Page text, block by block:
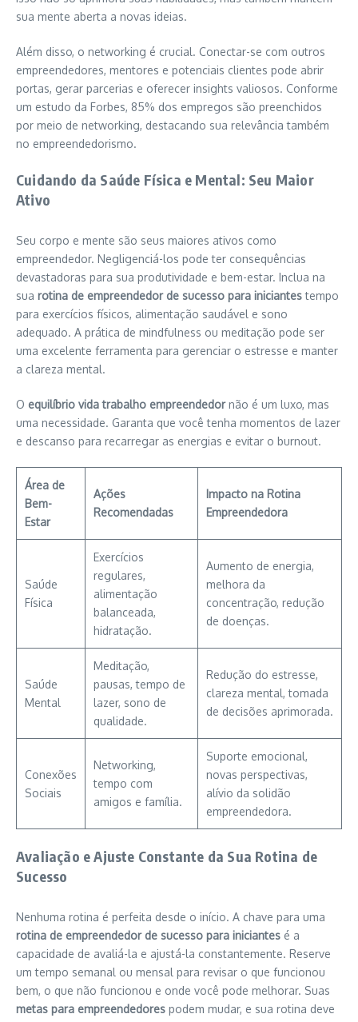
sua mente aberta a novas ideias.
Além disso, o networking é crucial. Conectar-se com outros
empreendedores, mentores e potenciais clientes pode abrir
portas, gerar parcerias e oferecer insights valiosos. Conforme
um estudo da Forbes, 85% dos empregos são preenchidos
por meio de networking, destacando sua relevância também
no empreendedorismo.
Cuidando da Saúde Física e Mental: Seu Maior
Ativo
Seu corpo e mente são seus maiores ativos como
empreendedor. Negligenciá-los pode ter consequências
devastadoras para sua produtividade e bem-estar. Inclua na
sua rotina de empreendedor de sucesso para iniciantestempo
para exercícios físicos, alimentação saudável e sono
adequado. A prática de mindfulness ou meditação pode ser
uma excelente ferramenta para gerenciar o estresse e manter
a clareza mental.
O equilíbrio vida trabalho empreendedornão é um luxo, mas
uma necessidade. Garanta que você tenha momentos de lazer
e descanso para recarregar as energias e evitar o burnout.
Área de
Bem-
Estar
Ações
Recomendadas
Impacto na Rotina
Empreendedora
Saúde
Física
Exercícios
regulares,
alimentação
balanceada,
hidratação.
Aumento de energia,
melhora da
concentração, redução
de doenças.
Saúde
Mental
Meditação,
pausas, tempo de
lazer, sono de
qualidade.
Redução do estresse,
clareza mental, tomada
de decisões aprimorada.
Conexões
Sociais
Networking,
tempo com
amigos e família.
Suporte emocional,
novas perspectivas,
alívio da solidão
empreendedora.
Avaliação e Ajuste Constante da Sua Rotina de
Sucesso
Nenhuma rotina é perfeita desde o início. A chave para uma
rotina de empreendedor de sucesso para iniciantes é a
capacidade de avaliá-la e ajustá-la constantemente. Reserve
um tempo semanal ou mensal para revisar o que funcionou
bem, o que não funcionou e onde você pode melhorar. Suas
metas para empreendedores podem mudar, e sua rotina deve